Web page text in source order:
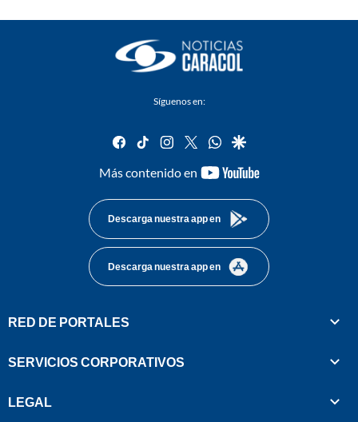
Síguenos en:
facebook
tiktok instagram
twitterwhatsapp
google
Más contenido en
youtube-
Descarga nuestra app en
Descarga nuestra app en
RED DE PORTALES
SERVICIOS CORPORATIVOS
LEGAL